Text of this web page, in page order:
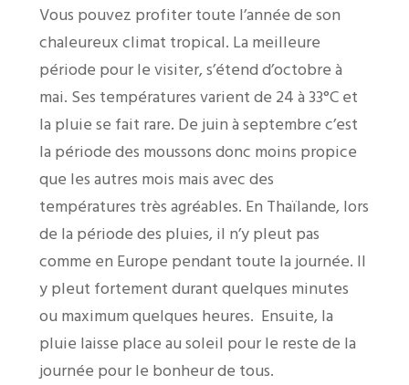
Vous pouvez profiter toute l’année de son
chaleureux climat tropical. La meilleure
période pour le visiter, s’étend d’octobre à
mai. Ses températures varient de 24 à 33°C et
la pluie se fait rare. De juin à septembre c’est
la période des moussons donc moins propice
que les autres mois mais avec des
températures très agréables. En Thaïlande, lors
de la période des pluies, il n’y pleut pas
comme en Europe pendant toute la journée. Il
y pleut fortement durant quelques minutes
ou maximum quelques heures. Ensuite, la
pluie laisse place au soleil pour le reste de la
journée pour le bonheur de tous.